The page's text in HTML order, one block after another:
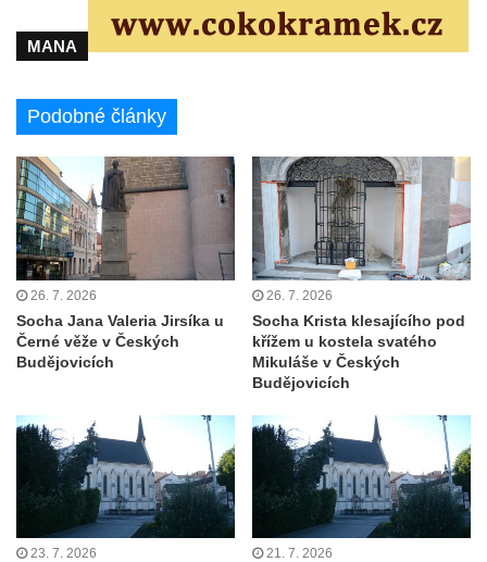
Schneiderův kříž před domem čp. 55 v
Mikulášovicích
Kříž na Kostelní stezce v Mikulášovicích
Maazův kříž na Kostelní stezce v
Mikulášovicích
Boží muka na Kostelní stezce v
Mikulášovicích
Franzeho kříž u domu čp. 356 v
Mikulášovicích
Hammerberský kříž na křižovatce mezi
domy čp. 739 a 758 v Mikulášovicích
Kříž Johannese Herlta poblíž domu čp. 428
Drascheho kříž na zahradě domu čp. 915 v
Mikulášovicích
Hillův kříž u domu čp. 436 v Mikulášovicích
Hampelův kříž západně od dolního nádraží
MANA
Podobné články
26. 7. 2026
Socha Jana Valeria Jirsíka u
Černé věže v Českých
Budějovicích
26. 7. 2026
Socha Krista klesajícího pod
křížem u kostela svatého
Mikuláše v Českých
Budějovicích
23. 7. 2026 21. 7. 2026